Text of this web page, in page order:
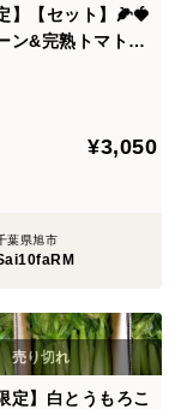
】【セット】🌽🍓
ン&完熟トマトベ
¥3,050
葉県旭市
定】白とうもろこ